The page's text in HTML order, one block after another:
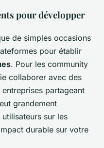
pour développer
de simples occasions
pour établir
. Pour les community
collaborer avec des
entreprises partageant
grandement
sur les
durable sur votre